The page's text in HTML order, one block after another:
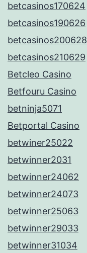
betcasinos170624
betcasinos190626
betcasinos200628
betcasinos210629
Betcleo Casino
Betfouru Casino
betninja5071
Betportal Casino
betwiner25022
betwinner2031
betwinner24062
betwinner24073
betwinner25063
betwinner29033
betwinner31034